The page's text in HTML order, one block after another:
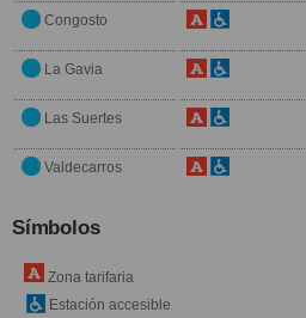
Congosto
La Gavia
Las Suertes
Valdecarros
Símbolos
Zona tarifaria
Estación accesible